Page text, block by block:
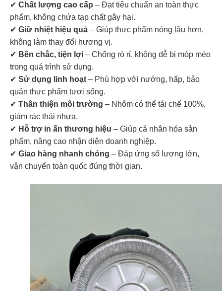
✔ Chất lượng cao cấp – Đạt tiêu chuẩn an toàn thực
phẩm, không chứa tạp chất gây hại.
✔ Giữ nhiệt hiệu quả – Giúp thực phẩm nóng lâu hơn,
không làm thay đổi hương vị.
✔ Bền chắc, tiện lợi – Chống rò rỉ, không dễ bị móp méo
trong quá trình sử dụng.
✔ Sử dụng linh hoạt – Phù hợp với nướng, hấp, bảo
quản thực phẩm tươi sống.
✔ Thân thiện môi trường – Nhôm có thể tái chế 100%,
giảm rác thải nhựa.
✔ Hỗ trợ in ấn thương hiệu – Giúp cá nhân hóa sản
phẩm, nâng cao nhận diện doanh nghiệp.
✔ Giao hàng nhanh chóng – Đáp ứng số lượng lớn,
vận chuyển toàn quốc đúng thời gian.